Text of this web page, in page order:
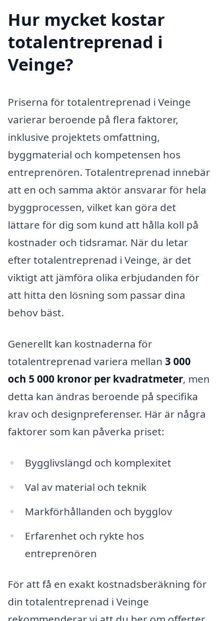
Hur mycket kostar
totalentreprenad i
Veinge?
Priserna för totalentreprenad i Veinge
varierar beroende på flera faktorer,
inklusive projektets omfattning,
byggmaterial och kompetensen hos
entreprenören. Totalentreprenad innebär
att en och samma aktör ansvarar för hela
byggprocessen, vilket kan göra det
lättare för dig som kund att hålla koll på
kostnader och tidsramar. När du letar
efter totalentreprenad i Veinge, är det
viktigt att jämföra olika erbjudanden för
att hitta den lösning som passar dina
behov bäst.
Generellt kan kostnaderna för
totalentreprenad variera mellan 3 000
och 5 000 kronor per kvadratmeter, men
detta kan ändras beroende på specifika
krav och designpreferenser. Här är några
faktorer som kan påverka priset:
Bygglivslängd och komplexitet
Val av material och teknik
Markförhållanden och bygglov
Erfarenhet och rykte hos
entreprenören
För att få en exakt kostnadsberäkning för
din totalentreprenad i Veinge